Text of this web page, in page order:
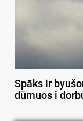
Spāks ir
dūmuos i